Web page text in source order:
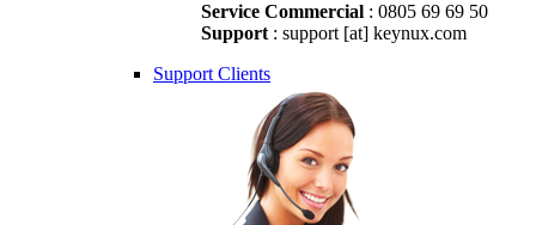
Service Commercial : 0805 69 69 50
Support : support [at] keynux.com
Support Clients